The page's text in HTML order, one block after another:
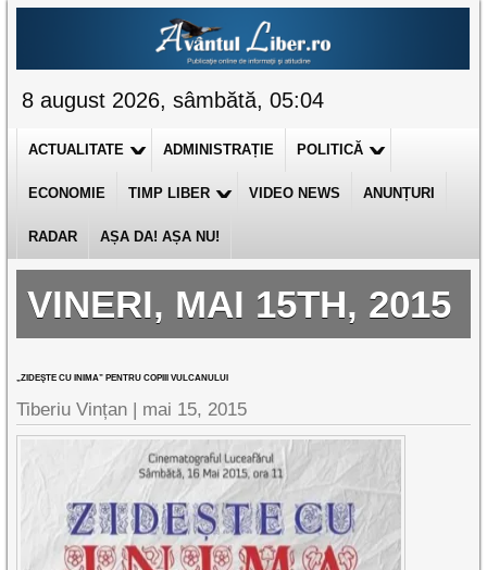
8 august 2026, sâmbătă, 05:04
ACTUALITATE ADMINISTRAȚIE POLITICĂ
ECONOMIE TIMP LIBER VIDEO NEWS ANUNȚURI
RADAR AȘA DA! AȘA NU!
VINERI, MAI 15TH, 2015
„ZIDEŞTE CU INIMA” PENTRU COPIII VULCANULUI
Tiberiu Vințan | mai 15, 2015